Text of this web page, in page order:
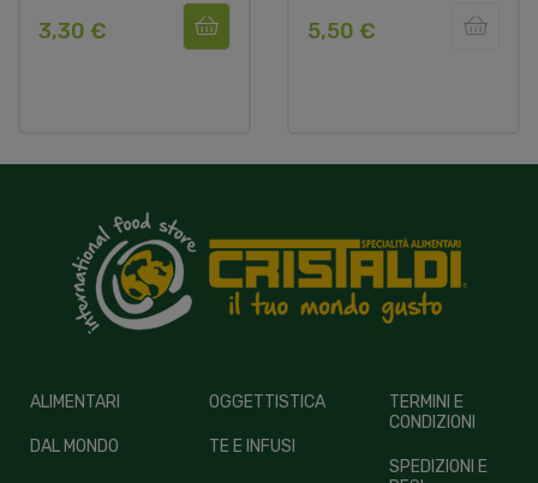
3,30 € 5,50 €
ALIMENTARI
DAL MONDO
OGGETTISTICA
TE E INFUSI
TERMINI E
CONDIZIONI
SPEDIZIONI E